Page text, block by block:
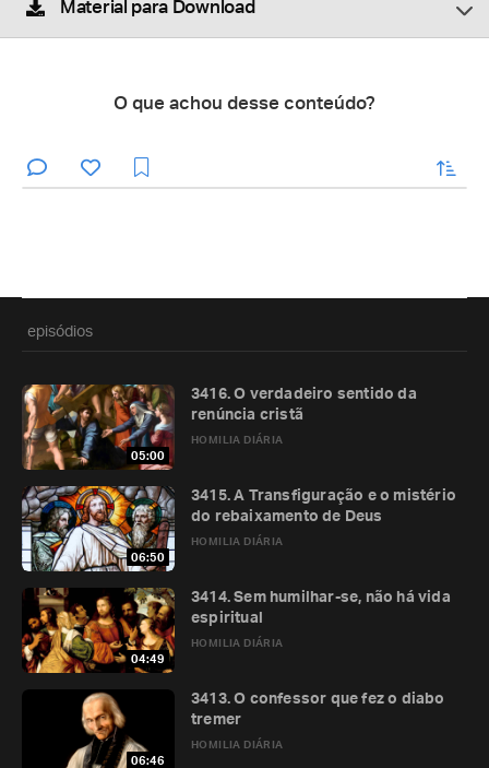
Material para Download
O que achou desse conteúdo?
enviar
episódios
05:00
HOMILIA DIÁRIA
3416. O verdadeiro sentido da
renúncia cristã
06:50
HOMILIA DIÁRIA
3415. A Transfiguração e o mistério
do rebaixamento de Deus
04:49
HOMILIA DIÁRIA
3414. Sem humilhar-se, não há vida
espiritual
06:46
HOMILIA DIÁRIA
3413. O confessor que fez o diabo
tremer